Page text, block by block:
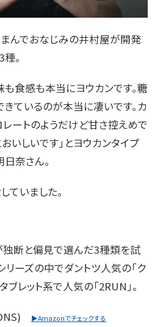
んでおなじみの井村屋が開発
。
も食感も本当にヨウカンです。糖
ているのが本当に凄いです。カ
ートのようだけど甘さ控えめで
いしいです」とヨウカンタイプ
奈さん。
ていました。
独断と偏見で選んだ3種類を試
リーズの中でダントツ人気の「ク
ブレット系で人気の「2RUN」。
▶Amazonでチェックする